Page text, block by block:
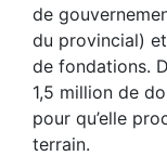
de
du provincial)
de fondations.
1,5 million de
pour qu’elle
terrain.